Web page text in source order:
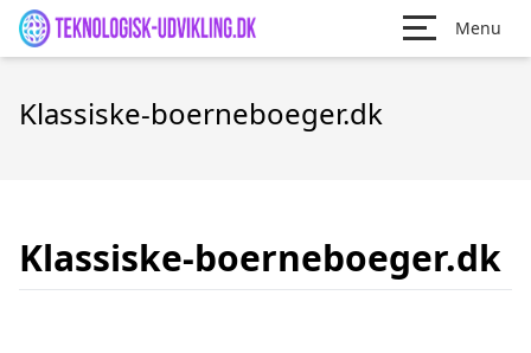
Menu
Klassiske-boerneboeger.dk
Klassiske-boerneboeger.dk